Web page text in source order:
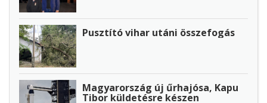
Pusztító vihar utáni összefogás
Magyarország új űrhajósa, Kapu
Tibor küldetésre készen